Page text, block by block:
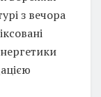
з вечора